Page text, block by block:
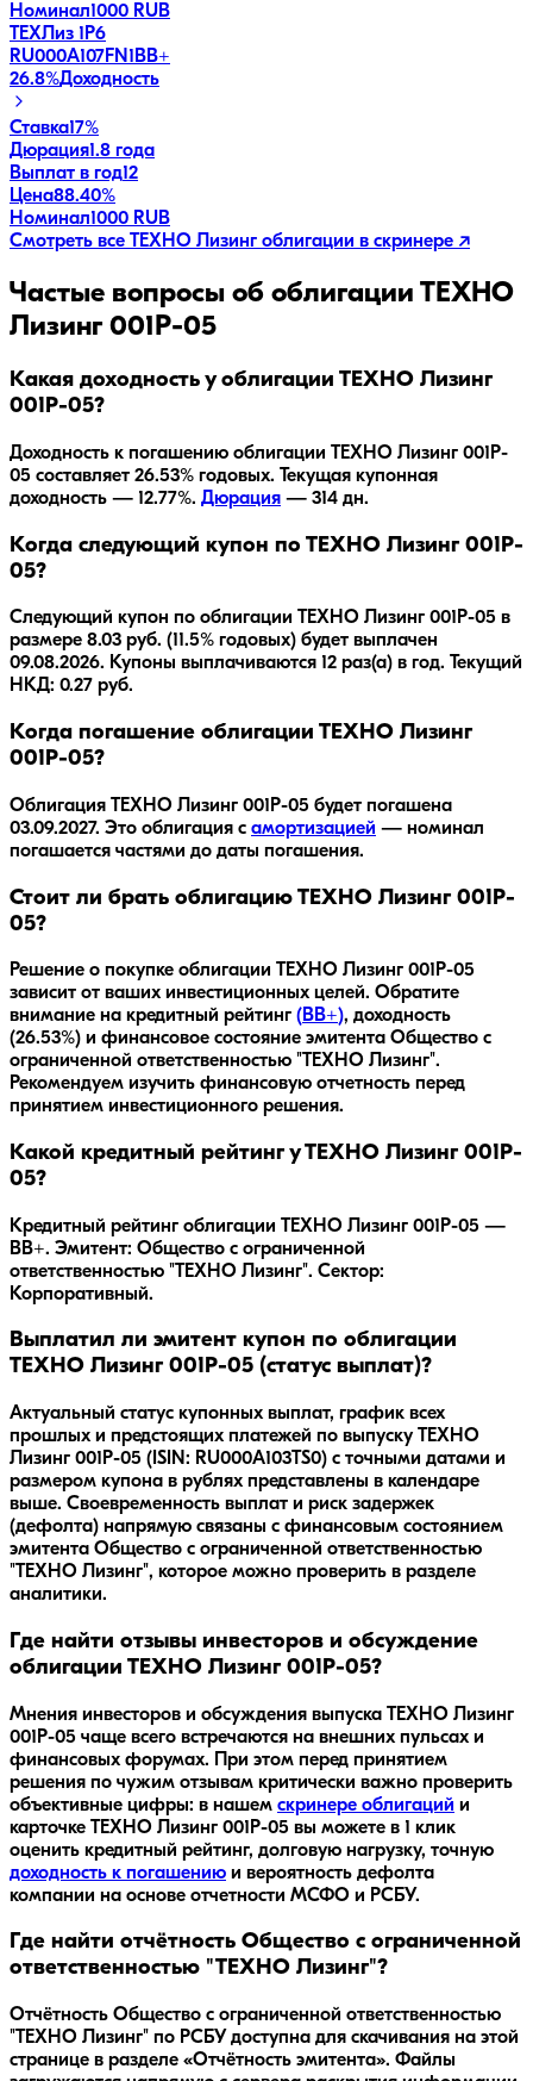
Номинал1000 RUB
ТЕХЛиз 1P6
RU000A107FN1BB+
26.8%Доходность
Ставка17%
Дюрация1.8 года
Выплат в год12
Цена88.40%
Номинал1000 RUB
Смотреть все ТЕХНО Лизинг облигации в скринере ↗
Частые вопросы об облигации ТЕХНО
Лизинг 001P-05
Какая доходность у облигации ТЕХНО Лизинг
001P-05?
Доходность к погашению облигации
ТЕХНО Лизинг 001P-
05 составляет 26.53% годовых. Текущая купонная
доходность — 12.77%. Дюрация — 314 дн.
Когда следующий купон по ТЕХНО Лизинг 001P-
05?
Следующий купон по облигации ТЕХНО Лизинг 001P-05 в
размере 8.03 руб. (11.5% годовых) будет выплачен
09.08.2026. Купоны выплачиваются 12 раз(а) в год. Текущий
НКД: 0.27 руб.
Когда погашение облигации ТЕХНО Лизинг
001P-05?
Облигация ТЕХНО Лизинг 001P-05 будет погашена
03.09.2027. Это облигация с амортизацией — номинал
погашается частями до даты погашения.
Стоит ли брать облигацию ТЕХНО Лизинг 001P-
05?
Решение о покупке облигации ТЕХНО Лизинг 001P-05
зависит от ваших инвестиционных целей. Обратите
внимание на кредитный рейтинг (BB+), доходность
(26.53%) и финансовое состояние эмитента Общество с
ограниченной ответственностью "ТЕХНО Лизинг".
Рекомендуем изучить финансовую отчетность перед
принятием инвестиционного решения.
Какой кредитный рейтинг у ТЕХНО Лизинг 001P-
05?
Кредитный рейтинг облигации ТЕХНО Лизинг 001P-05 —
BB+. Эмитент: Общество с ограниченной
ответственностью "ТЕХНО Лизинг". Сектор:
Корпоративный.
Выплатил ли эмитент купон по облигации
ТЕХНО Лизинг 001P-05 (статус выплат)?
Актуальный статус купонных выплат, график всех
прошлых и предстоящих платежей по выпуску ТЕХНО
Лизинг 001P-05 (ISIN: RU000A103TS0) с точными датами и
размером купона в рублях представлены в календаре
выше. Своевременность выплат и риск задержек
(дефолта) напрямую связаны с финансовым состоянием
эмитента Общество с ограниченной ответственностью
"ТЕХНО Лизинг", которое можно проверить в разделе
аналитики.
Где найти отзывы инвесторов и обсуждение
облигации ТЕХНО Лизинг 001P-05?
Мнения инвесторов и обсуждения выпуска ТЕХНО Лизинг
001P-05 чаще всего встречаются на внешних пульсах и
финансовых форумах. При этом перед принятием
решения по чужим отзывам критически важно проверить
объективные цифры: в нашем скринере облигаций и
карточке ТЕХНО Лизинг 001P-05 вы можете в 1 клик
оценить кредитный рейтинг, долговую нагрузку, точную
доходность к погашению и вероятность дефолта
компании на основе отчетности МСФО и РСБУ.
Где найти отчётность Общество с ограниченной
ответственностью "ТЕХНО Лизинг"?
Отчётность Общество с ограниченной ответственностью
"ТЕХНО Лизинг" по РСБУ доступна для скачивания на этой
странице в разделе «Отчётность эмитента». Файлы